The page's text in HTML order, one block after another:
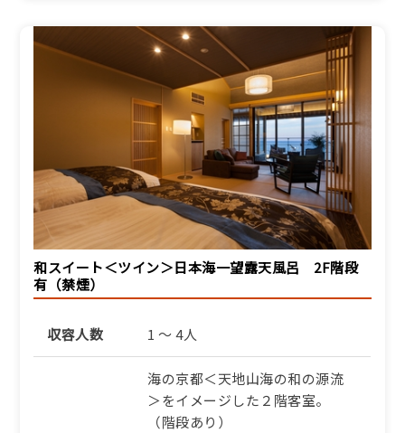
和スイート＜ツイン＞日本海一望露天風呂 2F階段
有（禁煙）
収容人数 1 ～ 4人
海の京都＜天地山海の和の源流
＞をイメージした２階客室。
（階段あり）